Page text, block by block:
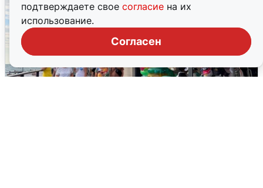
подтверждаете свое согласие на их
использование.
Согласен